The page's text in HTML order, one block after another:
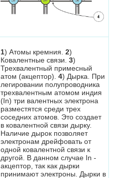
1) Атомы кремния. 2)
Ковалентные связи. 3)
Трехвалентный примесный
атом (акцептор). 4) Дырка. При
легировании полупроводника
трехвалентным атомом индия
(In) три валентных электрона
разместятся среди трех
соседних атомов. Это создает
в ковалентной связи дырку.
Наличие дырок позволяет
электронам дрейфовать от
одной ковалентной связи к
другой. В данном случае In -
акцептор, так как дырки
принимают электроны. Дырки в